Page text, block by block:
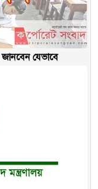
যেভাবে